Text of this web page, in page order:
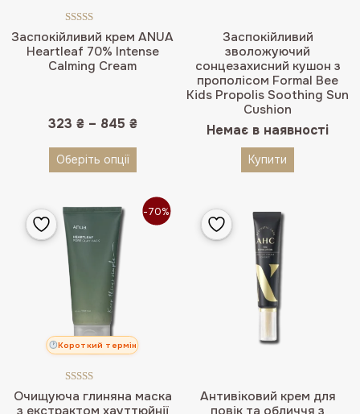
Заспокійливий крем ANUA
Heartleaf 70% Intense
Calming Cream
Оцінено в
5.00з 5
323 ₴– 845 ₴
Оберіть опції
Заспокійливий
зволожуючий
сонцезахисний кушон з
прополісом Formal Bee
Kids Propolis Soothing Sun
Cushion
Немає в наявності
Купити
-70%
Короткий термін
Очищуюча глиняна маска
з екстрактом хауттюйнії
Оцінено в
5.00з 5
Антивіковий крем для
повік та обличчя з